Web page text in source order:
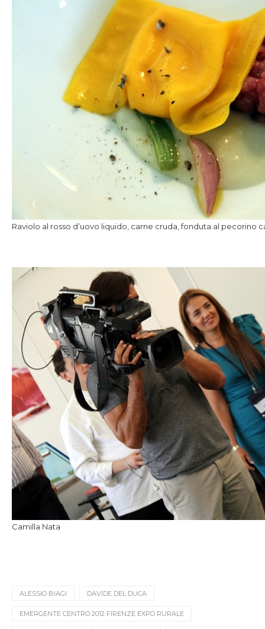
Raviolo al rosso d’uovo liquido, carne cruda, fonduta al pecorino
Camilla Nata
ALESSIO BIAGI DAVIDE DEL DUCA
EMERGENTE CENTRO 2012 FIRENZE EXPO RURALE